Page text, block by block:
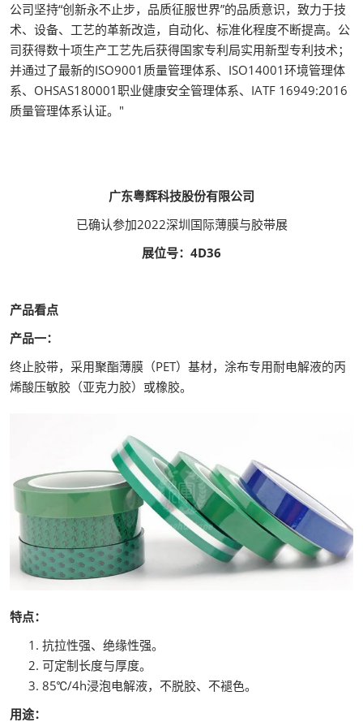
公司坚持“创新永不止步，品质征服世界”的品质意识，致力于技
术、设备、工艺的革新改造，自动化、标准化程度不断提高。公
司获得数十项生产工艺先后获得国家专利局实用新型专利技术；
并通过了最新的ISO9001质量管理体系、ISO14001环境管理体
系、OHSAS180001职业健康安全管理体系、IATF 16949:2016
质量管理体系认证。"
广东粤辉科技股份有限公司
已确认参加2022深圳国际薄膜与胶带展
展位号：4D36
产品看点
产品一：
终止胶带，采用聚酯薄膜（PET）基材，涂布专用耐电解液的丙
烯酸压敏胶（亚克力胶）或橡胶。
特点：
抗拉性强、绝缘性强。
可定制长度与厚度。
85℃/4h浸泡电解液，不脱胶、不褪色。
用途：